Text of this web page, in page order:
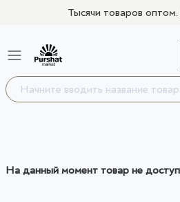
Тысячи товаров оптом.
На данный момент товар не